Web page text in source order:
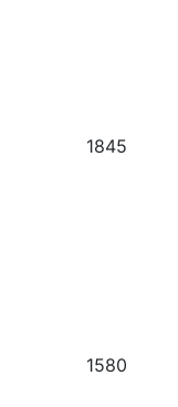
1845
1580